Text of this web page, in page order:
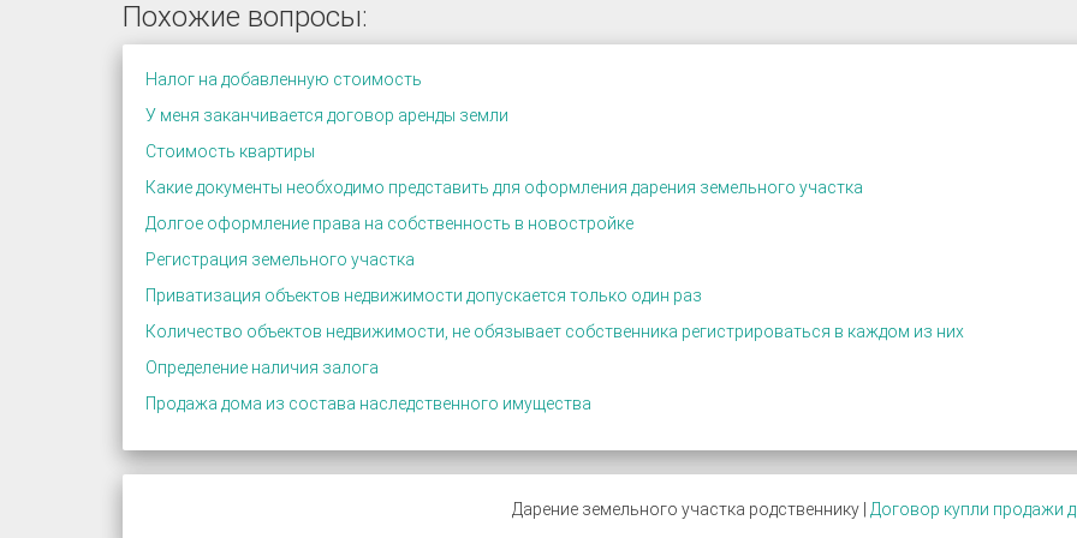
Похожие вопросы:
Налог на добавленную стоимость
У меня заканчивается договор аренды земли
Стоимость квартиры
Какие документы необходимо представить для оформления дарения земельного участка
Долгое оформление права на собственность в новостройке
Регистрация земельного участка
Приватизация объектов недвижимости допускается только один раз
Количество объектов недвижимости, не обязывает собственника регистрироваться в каждом из них
Определение наличия залога
Продажа дома из состава наследственного имущества
Дарение земельного участка родственнику | Договор купли продажи